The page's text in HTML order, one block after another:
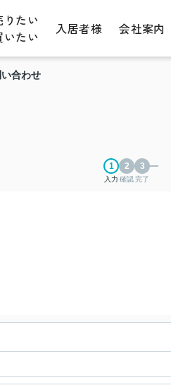
りたい
いたい
入居者様 会社案内
合わせ
入力 確認完了